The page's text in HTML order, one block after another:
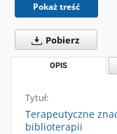
Pokaż treść
Pobierz
OPIS
Tytuł:
Terapeutyczne
biblioterapii